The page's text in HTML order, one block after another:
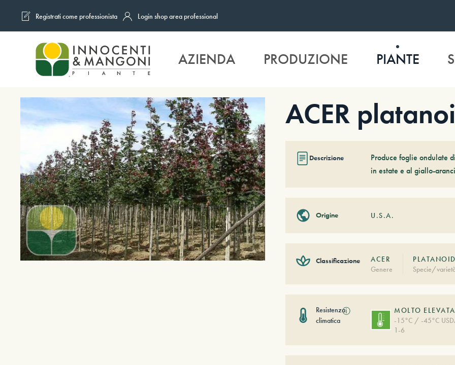
Skip to main content
Registrati come professionista Login shop area professional
AZIENDA PRODUZIONE PIANTE
ACER
Descrizione
Produce foglie ondulate
in estate e al giallo-
Origine U.S.A.
Classificazione
ACER
Genere
Specie/
Resistenza
climatica
ⓘ
MOLTO ELEVATA
-15°C / -45°C
1-6